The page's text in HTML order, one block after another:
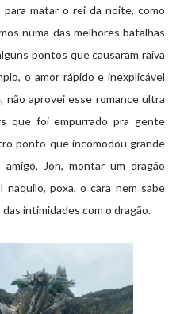
para matar o rei da noite, como
numa das melhores batalhas
pontos que causaram raiva
o amor rápido e inexplicável
não aprovei esse romance ultra
que foi empurrado pra gente
ponto que incomodou grande
Jon, montar um dragão
poxa, o cara nem sabe
intimidades com o dragão.